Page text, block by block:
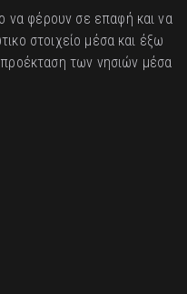
να φέρουν σε επαφή και να
στοιχείο μέσα και έξω
των νησιών μέσα